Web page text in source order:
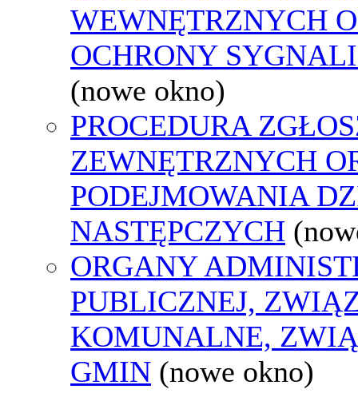
WEWNĘTRZNYCH
OCHRONY
(nowe okno)
PROCEDURA
ZEWNĘTRZNYCH
PODEJMOWANIA
NASTĘPCZYCH
ORGANY
PUBLICZNEJ,
KOMUNALNE,
GMIN (nowe okno)